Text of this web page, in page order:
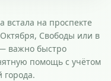
встала на проспекте
Свободы или в
важно быстро
помощь с учётом
города.